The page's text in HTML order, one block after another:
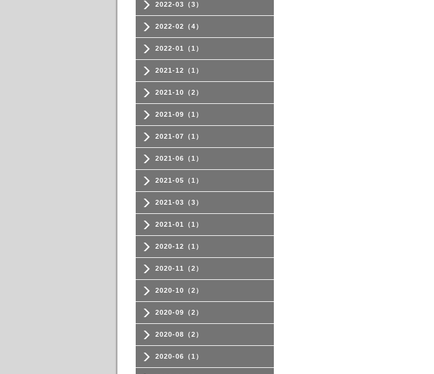
2022-03（3）
2022-02（4）
2022-01（1）
2021-12（1）
2021-10（2）
2021-09（1）
2021-07（1）
2021-06（1）
2021-05（1）
2021-03（3）
2021-01（1）
2020-12（1）
2020-11（2）
2020-10（2）
2020-09（2）
2020-08（2）
2020-06（1）